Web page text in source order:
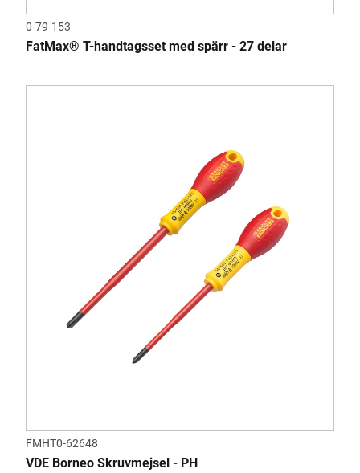
0-79-153
FatMax® T-handtagsset med spärr - 27 delar
FMHT0-62648
VDE Borneo Skruvmejsel - PH